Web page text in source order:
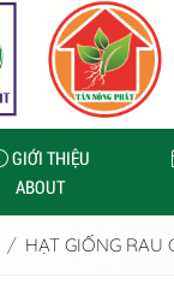
GIỚI THIỆU
ABOUT
HẠT GIỐNG RAU